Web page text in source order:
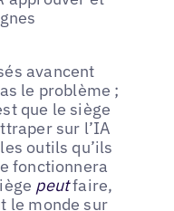
avancent
le problème ;
que le siège
sur l’IA
outils qu’ils
fonctionnera
peutfaire,
le monde sur